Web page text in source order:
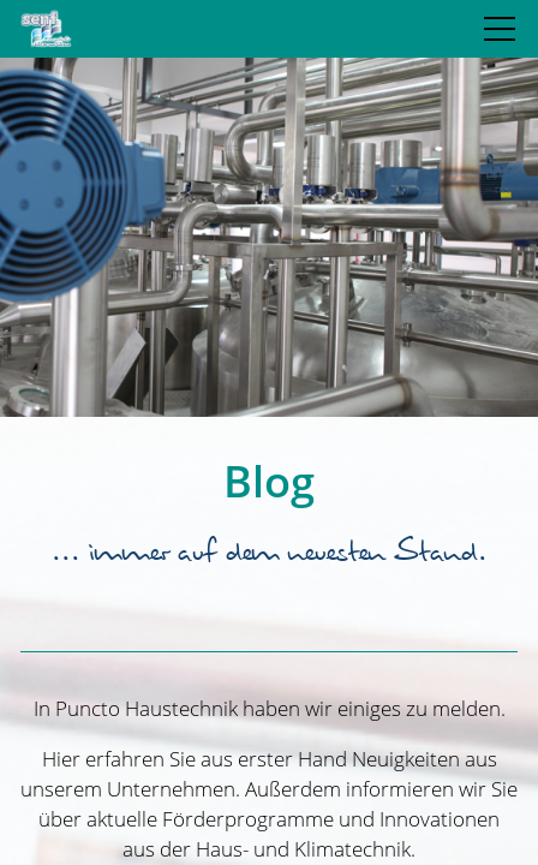
JUBILÄUM
LEISTUNGEN
REFERENZEN
BLOG
UNTERNEHMEN
Blog
... immer auf dem neuesten Stand.
In Puncto Haustechnik haben wir einiges zu melden.
Hier erfahren Sie aus erster Hand Neuigkeiten aus
unserem Unternehmen. Außerdem informieren wir Sie
über aktuelle Förderprogramme und Innovationen
aus der Haus- und Klimatechnik.